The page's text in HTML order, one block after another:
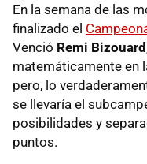
En la semana de las
finalizado el
Venció Remi Bizouard
matemáticamente en
pero, lo
se llevaría el
posibilidades y
puntos.